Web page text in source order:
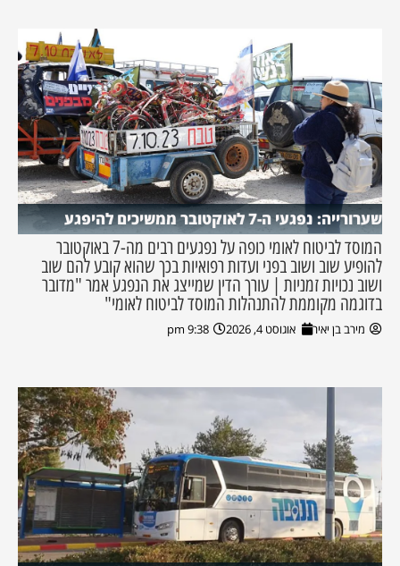
שערורייה: נפגעי ה-7 לאוקטובר ממשיכים להיפגע
המוסד לביטוח לאומי כופה על נפגעים רבים מה-7 באוקטובר
להופיע שוב ושוב בפני ועדות רפואיות בכך שהוא קובע להם שוב
ושוב נכויות זמניות | עורך הדין שמייצג את הנפגע אמר "מדובר
בדוגמה מקוממת להתנהלות המוסד לביטוח לאומי"
מירב בן יאיר אוגוסט 4, 2026 9:38 pm